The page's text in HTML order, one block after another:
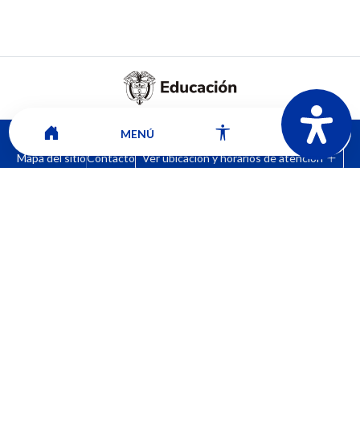
Mapa del sitioContacto Ver ubicación y horarios de atención
MENÚ